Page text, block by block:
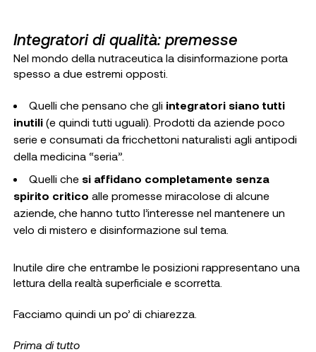
Integratori di qualità: premesse
Nel mondo della nutraceutica la disinformazione porta
spesso a due estremi opposti.
Quelli che pensano che gli integratori siano tutti
inutili (e quindi tutti uguali). Prodotti da aziende poco
serie e consumati da fricchettoni naturalisti agli antipodi
della medicina “seria”.
Quelli che si affidano completamente senza
spirito critico alle promesse miracolose di alcune
aziende, che hanno tutto l’interesse nel mantenere un
velo di mistero e disinformazione sul tema.
Inutile dire che entrambe le posizioni rappresentano una
lettura della realtà superficiale e scorretta.
Facciamo quindi un po’ di chiarezza.
Prima di tutto